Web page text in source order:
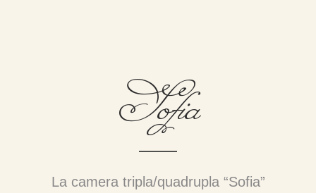
Sofia
La camera tripla/quadrupla “Sofia”